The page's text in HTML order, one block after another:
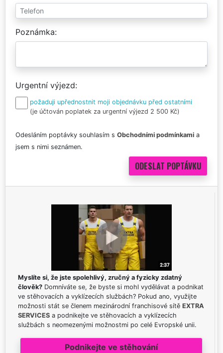
Poznámka
Urgentní výjezd
požaduji upřednostnit moji objednávku před ostatními
(je účtován poplatek za urgentní výjezd 2 500 Kč)
Odesláním poptávky souhlasím s Obchodními podmínkami a
jsem s nimi seznámen.
Myslíte si, že jste spolehlivý, zručný a fyzicky zdatný
člověk? Domníváte se, že byste si mohl vydělávat a podnikat
ve stěhovacích a vyklízecích službách? Pokud ano, využijte
možnosti stát se členem mezinárodní franchisové sítě EXTRA
SERVICES a podnikejte ve stěhovacích a vyklízecích
službách s neomezenými možnostmi po celé Evropské unii.
Podnikejte ve stěhování